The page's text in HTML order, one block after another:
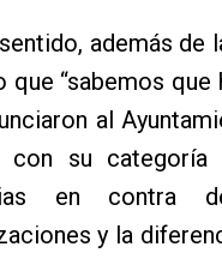
además de
que “sabemos
al
con su
en contra
y la